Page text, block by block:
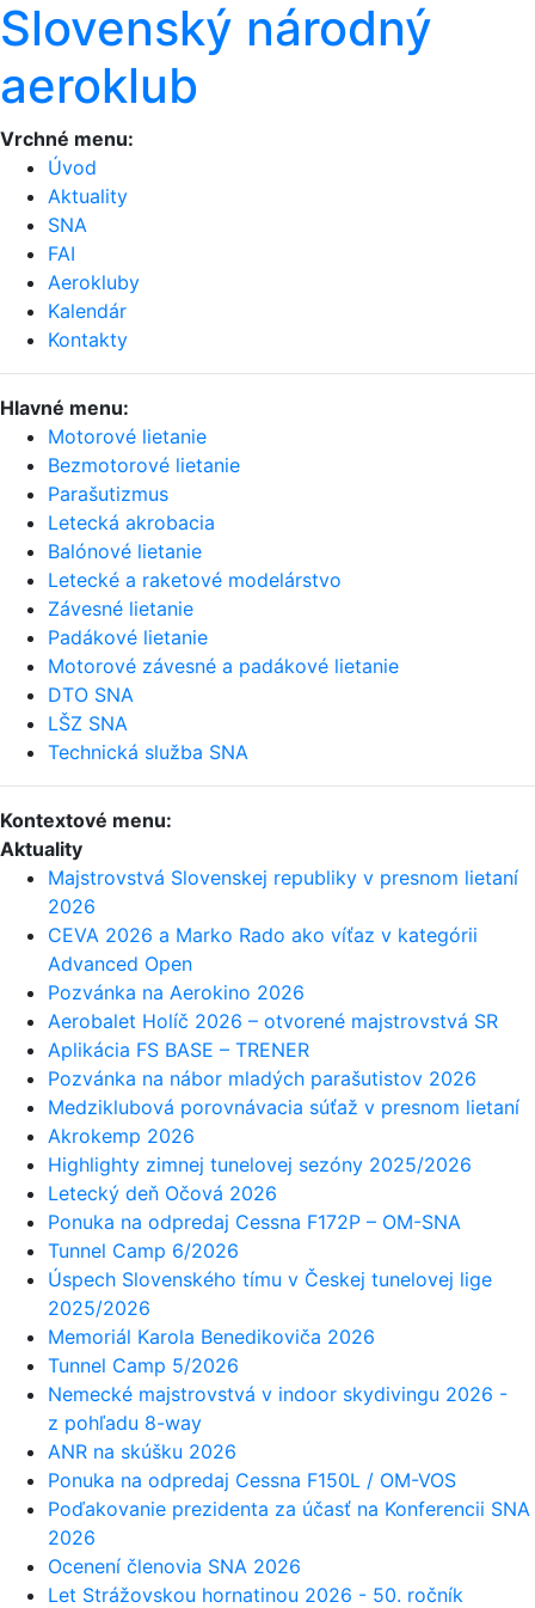
Slovenský národný
aeroklub
Vrchné menu:
Úvod
Aktuality
SNA
FAI
Aerokluby
Kalendár
Kontakty
Hlavné menu:
Motorové lietanie
Bezmotorové lietanie
Parašutizmus
Letecká akrobacia
Balónové lietanie
Letecké a raketové modelárstvo
Závesné lietanie
Padákové lietanie
Motorové závesné a padákové lietanie
DTO SNA
LŠZ SNA
Technická služba SNA
Kontextové menu:
Aktuality
Majstrovstvá Slovenskej republiky v presnom lietaní
2026
CEVA 2026 a Marko Rado ako víťaz v kategórii
Advanced Open
Pozvánka na Aerokino 2026
Aerobalet Holíč 2026 – otvorené majstrovstvá SR
Aplikácia FS BASE – TRENER
Pozvánka na nábor mladých parašutistov 2026
Medziklubová porovnávacia súťaž v presnom lietaní
Akrokemp 2026
Highlighty zimnej tunelovej sezóny 2025/2026
Letecký deň Očová 2026
Ponuka na odpredaj Cessna F172P – OM-SNA
Tunnel Camp 6/2026
Úspech Slovenského tímu v Českej tunelovej lige
2025/2026
Memoriál Karola Benedikoviča 2026
Tunnel Camp 5/2026
Nemecké majstrovstvá v indoor skydivingu 2026 -
z pohľadu 8-way
ANR na skúšku 2026
Ponuka na odpredaj Cessna F150L / OM-VOS
Poďakovanie prezidenta za účasť na Konferencii SNA
2026
Ocenení členovia SNA 2026
Let Strážovskou hornatinou 2026 - 50. ročník